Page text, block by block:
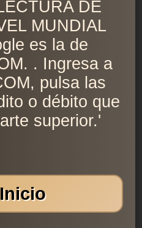
DE
MUNDIAL
es la de
. Ingresa a
pulsa las
o débito que
superior.'